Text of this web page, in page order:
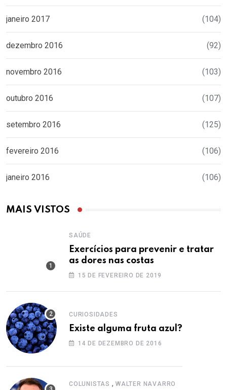
janeiro 2017 (104)
dezembro 2016 (92)
novembro 2016 (103)
outubro 2016 (107)
setembro 2016 (125)
fevereiro 2016 (106)
janeiro 2016 (106)
MAIS VISTOS
SAÚDE
Exercícios para prevenir e tratar
as dores nas costas
15 DE FEVEREIRO DE 2019
CURIOSIDADES
Existe alguma fruta azul?
14 DE DEZEMBRO DE 2016
COLUNISTAS , WALTER NAVARRO